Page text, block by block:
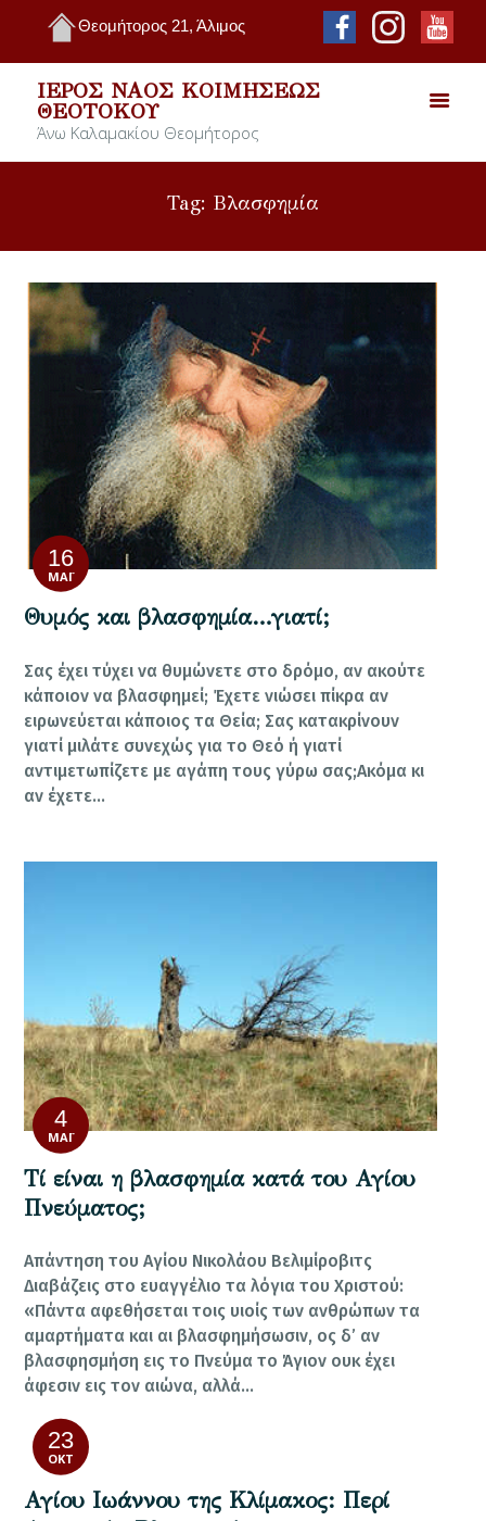
Θεομήτορος 21, Άλιμος
ΙΕΡΌΣ ΝΑΌΣ ΚΟΙΜΉΣΕΩΣ
ΘΕΟΤΌΚΟΥ
Άνω Καλαμακίου Θεομήτορος
Tag: Βλασφημία
16
ΜΆΙ
Θυμός και βλασφημία…γιατί;
Σας έχει τύχει να θυμώνετε στο δρόμο, αν ακούτε
κάποιον να βλασφημεί; Έχετε νιώσει πίκρα αν
ειρωνεύεται κάποιος τα Θεία; Σας κατακρίνουν
γιατί μιλάτε συνεχώς για το Θεό ή γιατί
αντιμετωπίζετε με αγάπη τους γύρω σας;Ακόμα κι
αν έχετε…
4
ΜΆΙ
Τί είναι η βλασφημία κατά του Αγίου
Πνεύματος;
Απάντηση του Αγίου Νικολάου Βελιμίροβιτς
Διαβάζεις στο ευαγγέλιο τα λόγια του Χριστού:
«Πάντα αφεθήσεται τοις υιοίς των ανθρώπων τα
αμαρτήματα και αι βλασφημήσωσιν, ος δ’ αν
βλασφησμήση εις το Πνεύμα το Άγιον ουκ έχει
άφεσιν εις τον αιώνα, αλλά…
23
ΟΚΤ
Αγίου Ιωάννου της Κλίμακος: Περί